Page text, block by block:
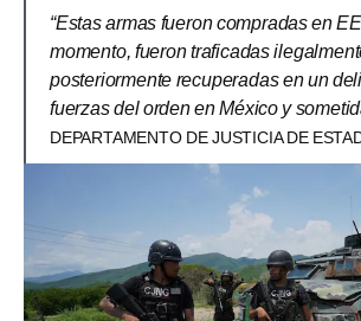
“Estas armas fueron compradas en
momento, fueron traficadas
posteriormente recuperadas en un
fuerzas del orden en México y
DEPARTAMENTO DE JUSTICIA DE